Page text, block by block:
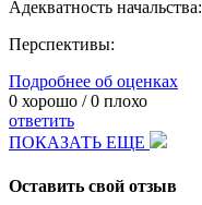
Адекватность начальства:
Перспективы:
Подробнее об оценках
0 хорошо /0 плохо
ответить
ПОКАЗАТЬ ЕЩЕ
Оставить свой отзыв